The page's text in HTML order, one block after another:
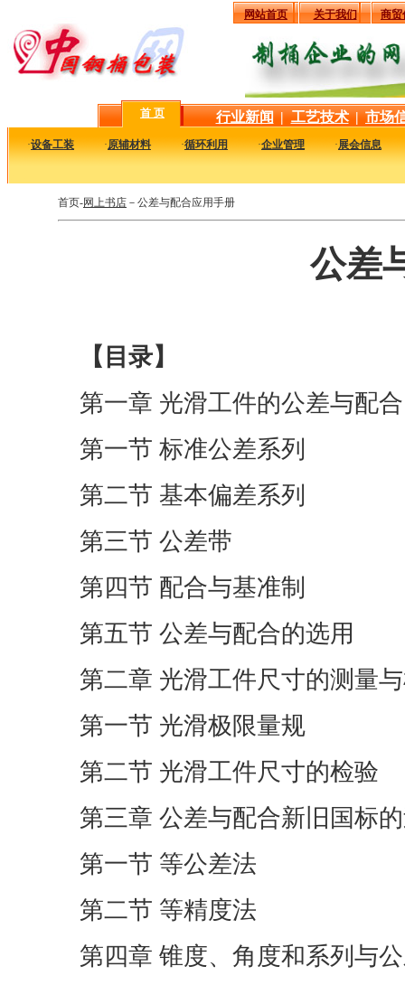
网站首页 关于我们 商贸
首 页 行业新闻 | 工艺技术 | 市场
·设备工装 ·原辅材料 ·循环利用 ·企业管理 ·展会信息
首页-网上书店 －公差与配合应用手册
公差
【目录】
第一章 光滑工件的公差与配合
第一节 标准公差系列
第二节 基本偏差系列
第三节 公差带
第四节 配合与基准制
第五节 公差与配合的选用
第二章 光滑工件尺寸的测量
第一节 光滑极限量规
第二节 光滑工件尺寸的检验
第三章 公差与配合新旧国标
第一节 等公差法
第二节 等精度法
第四章 锥度、角度和系列与